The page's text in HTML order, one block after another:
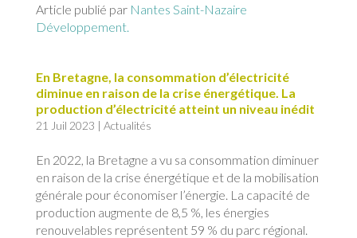
Article publié par Nantes Saint-Nazaire
Développement.
En Bretagne, la consommation d’électricité
diminue en raison de la crise énergétique. La
production d’électricité atteint un niveau inédit
21 Juil 2023 | Actualités
En 2022, la Bretagne a vu sa consommation diminuer
en raison de la crise énergétique et de la mobilisation
générale pour économiser l’énergie. La capacité de
production augmente de 8,5 %, les énergies
renouvelables représentent 59 % du parc régional.